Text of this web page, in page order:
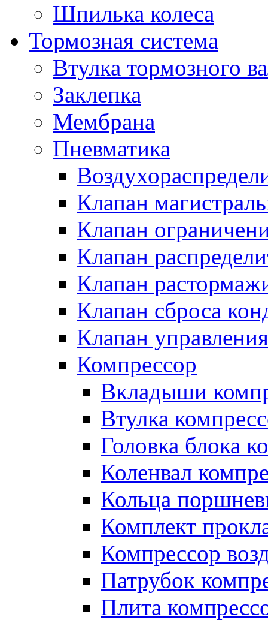
Шпилька колеса
Тормозная система
Втулка тормозного
Заклепка
Мембрана
Пневматика
Клапан
Клапан
Клапан
Клапан
Клапан сброса
Клапан управления
Компрессор
Вкладыши
Втулка
Головка блока
Коленвал
Кольца
Комплект
Компрессор
Патрубок
Плита